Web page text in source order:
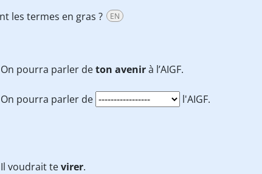
les termes en gras ? EN
On pourra parler deton avenirà l’AIGF.
On pourra parler de l'AIGF.
Il voudrait tevirer.